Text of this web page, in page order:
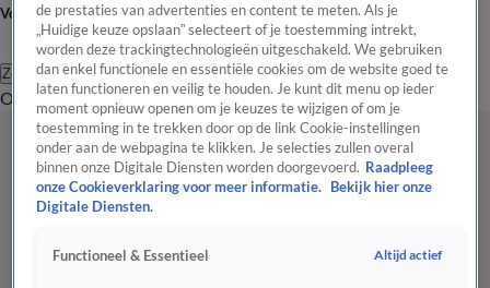
Volg Hart van Nederland
Zoeken
OverzichtRegioUitzendingenWeerTip de redactiePanelVideo's
de prestaties van advertenties en content te meten. Als je
„Huidige keuze opslaan” selecteert of je toestemming intrekt,
worden deze trackingtechnologieën uitgeschakeld. We gebruiken
dan enkel functionele en essentiële cookies om de website goed te
laten functioneren en veilig te houden. Je kunt dit menu op ieder
moment opnieuw openen om je keuzes te wijzigen of om je
toestemming in te trekken door op de link Cookie-instellingen
onder aan de webpagina te klikken. Je selecties zullen overal
binnen onze Digitale Diensten worden doorgevoerd. Raadpleeg
onze Cookieverklaring voor meer informatie.
Bekijk hier onze
Digitale Diensten.
Functioneel & Essentieel Altijd actief